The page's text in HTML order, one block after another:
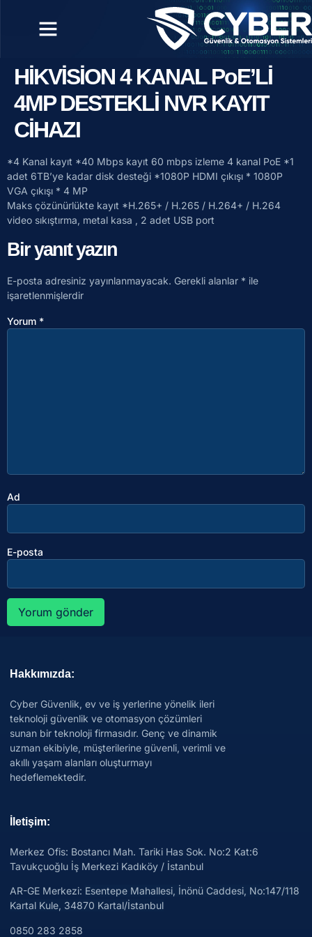
HİKVİSİON 4 KANAL PoE’Lİ
4MP DESTEKLİ NVR KAYIT
CİHAZI
*4 Kanal kayıt *40 Mbps kayıt 60 mbps izleme 4 kanal PoE *1
adet 6TB’ye kadar disk desteği *1080P HDMI çıkışı * 1080P
VGA çıkışı * 4 MP
Maks çözünürlükte kayıt *H.265+ / H.265 / H.264+ / H.264
video sıkıştırma, metal kasa , 2 adet USB port
Bir yanıt yazın
E-posta adresiniz yayınlanmayacak. Gerekli alanlar * ile
işaretlenmişlerdir
Yorum *
Ad
E-posta
Hakkımızda:
Cyber Güvenlik, ev ve iş yerlerine yönelik ileri
teknoloji güvenlik ve otomasyon çözümleri
sunan bir teknoloji firmasıdır. Genç ve dinamik
uzman ekibiyle, müşterilerine güvenli, verimli ve
akıllı yaşam alanları oluşturmayı
hedeflemektedir.
İletişim:
Merkez Ofis: Bostancı Mah. Tariki Has Sok. No:2 Kat:6
Tavukçuoğlu İş Merkezi Kadıköy / İstanbul
AR-GE Merkezi: Esentepe Mahallesi, İnönü Caddesi, No:147/118
Kartal Kule, 34870 Kartal/İstanbul
0850 283 2858